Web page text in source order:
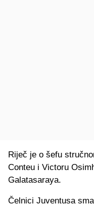
Riječ je o šefu
Conteu i Victoru
Galatasaraya.
Čelnici Juventusa